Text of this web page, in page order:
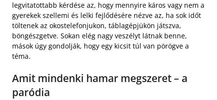
legvitatottabb kérdése az, hogy mennyire káros vagy nem a
gyerekek szellemi és lelki fejlődésére nézve az, ha sok időt
töltenek az okostelefonjukon, táblagépjükön játszva,
böngészgetve. Sokan elég nagy veszélyt látnak benne,
mások úgy gondolják, hogy egy kicsit túl van pörögve a
téma.
Amit mindenki hamar megszeret – a
paródia